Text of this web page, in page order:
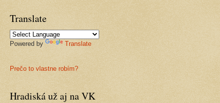
Translate
Powered by Translate
Prečo to vlastne robím?
Hradiská už aj na VK